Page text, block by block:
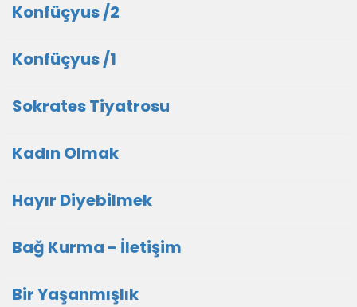
Konfüçyus /2
Konfüçyus /1
Sokrates Tiyatrosu
Kadın Olmak
Hayır Diyebilmek
Bağ Kurma - İletişim
Bir Yaşanmışlık